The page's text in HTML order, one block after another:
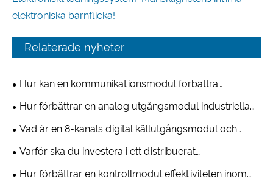
elektroniska barnflicka!
Relaterade nyheter
Hur kan en kommunikationsmodul förbättra
industriell anslutning?
Hur förbättrar en analog utgångsmodul industriella
styrsystem?
Vad är en 8-kanals digital källutgångsmodul och
varför är den nödvändig för industriell automation?
Varför ska du investera i ett distribuerat
kontrollsystem?
Hur förbättrar en kontrollmodul effektiviteten inom